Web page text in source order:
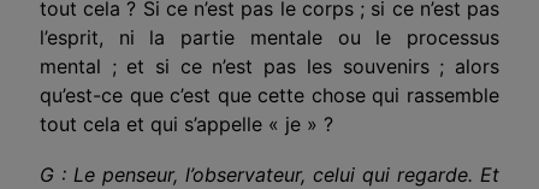
tout cela ? Si ce n’est pas le corps ; si ce n’est pas
l’esprit, ni la partie mentale ou le processus
mental ; et si ce n’est pas les souvenirs ; alors
qu’est-ce que c’est que cette chose qui rassemble
tout cela et qui s’appelle « je » ?
G : Le penseur, l’observateur, celui qui regarde. Et